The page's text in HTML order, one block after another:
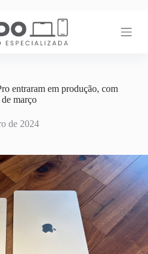
entraram em produção, com
março
de 2024